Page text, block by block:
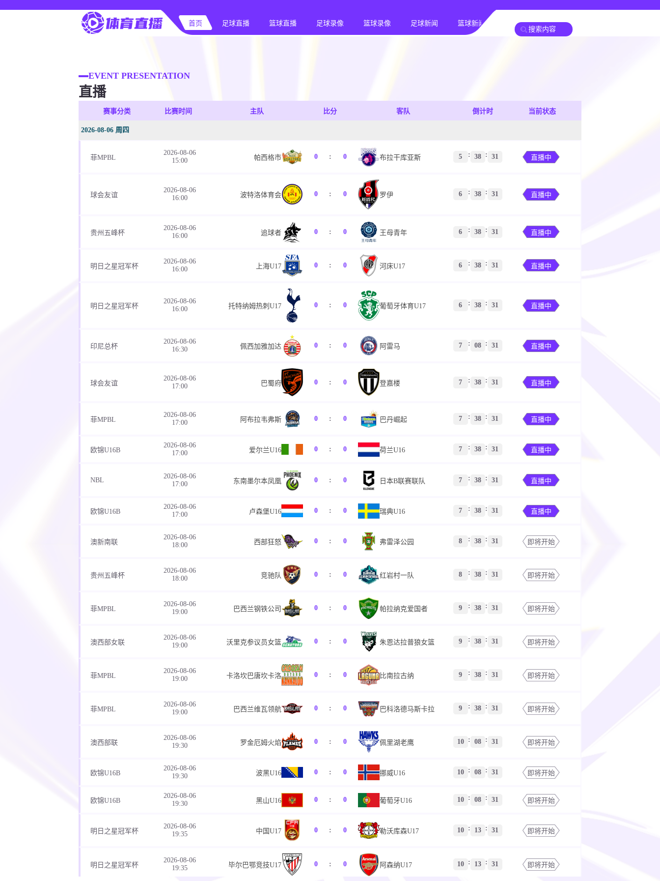
首页 足球直播 篮球直播 足球录像 篮球录像 足球新闻 篮球新闻
EVENT PRESENTATION
直播
赛事分类 比赛时间 主队 比分 客队 倒计时 当前状态
2026-08-06 周四
菲MPBL
2026-08-06
15:00
帕西格市 0 : 0 布拉干库亚斯 5 : 38 : 30 直播中
球会友谊
2026-08-06
16:00
波特洛体育会 0 : 0 罗伊 6 : 38 : 30 直播中
贵州五峰杯
2026-08-06
16:00
追球者 0 : 0 王母青年 6 : 38 : 30 直播中
明日之星冠军杯
2026-08-06
16:00
上海U17 0 : 0 河床U17 6 : 38 : 30 直播中
明日之星冠军杯
2026-08-06
16:00
托特纳姆热刺U17 0 : 0 葡萄牙体育U17 6 : 38 : 30 直播中
印尼总杯
2026-08-06
16:30
佩西加雅加达 0 : 0 阿雷马 7 : 08 : 30 直播中
球会友谊
2026-08-06
17:00
巴蜀府 0 : 0 登嘉楼 7 : 38 : 30 直播中
菲MPBL
2026-08-06
17:00
阿布拉韦弗斯 0 : 0 巴丹崛起 7 : 38 : 30 直播中
欧锦U16B
2026-08-06
17:00
爱尔兰U16 0 : 0 荷兰U16 7 : 38 : 30 直播中
NBL
2026-08-06
17:00
东南墨尔本凤凰 0 : 0 日本B联赛联队 7 : 38 : 30 直播中
欧锦U16B
2026-08-06
17:00
卢森堡U16 0 : 0 瑞典U16 7 : 38 : 30 直播中
澳新南联
2026-08-06
18:00
西部狂怒 0 : 0 弗雷泽公园 8 : 38 : 30 即将开始
贵州五峰杯
2026-08-06
18:00
竞驰队 0 : 0 红岩村一队 8 : 38 : 30 即将开始
菲MPBL
2026-08-06
19:00
巴西兰钢铁公司 0 : 0 帕拉纳克爱国者 9 : 38 : 30 即将开始
澳西部女联
2026-08-06
19:00
沃里克参议员女篮 0 : 0 朱恩达拉普狼女篮 9 : 38 : 30 即将开始
菲MPBL
2026-08-06
19:00
卡洛坎巴唐坎卡洛 0 : 0 比南拉古纳 9 : 38 : 30 即将开始
菲MPBL
2026-08-06
19:00
巴西兰维瓦领航 0 : 0 巴科洛德马斯卡拉 9 : 38 : 30 即将开始
澳西部联
2026-08-06
19:30
罗金厄姆火焰 0 : 0 佩里湖老鹰 10 : 08 : 30 即将开始
欧锦U16B
2026-08-06
19:30
波黑U16 0 : 0 挪威U16 10 : 08 : 30 即将开始
欧锦U16B
2026-08-06
19:30
黑山U16 0 : 0 葡萄牙U16 10 : 08 : 30 即将开始
明日之星冠军杯
2026-08-06
19:35
中国U17 0 : 0 勒沃库森U17 10 : 13 : 30 即将开始
明日之星冠军杯
2026-08-06
19:35
毕尔巴鄂竞技U17 0 : 0 阿森纳U17 10 : 13 : 30 即将开始